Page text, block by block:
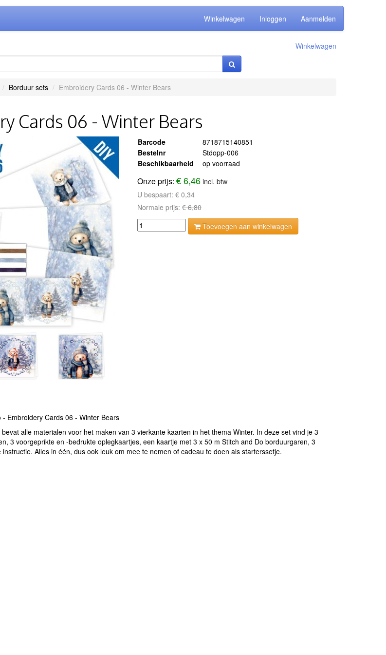
Winkelwagen Inloggen Aanmelden
Winkelwagen
Borduur sets Embroidery Cards 06 - Winter Bears
Cards 06 - Winter Bears
Barcode
8718715140851
Bestelnr
Stdopp-006
Beschikbaarheid
op voorraad
Onze prijs:€ 6,46 incl. btw
U bespaart:€ 0,34
Normale prijs:€ 6,80
Toevoegen aan winkelwagen
Embroidery Cards 06 - Winter Bears
alle materialen voor het maken van 3 vierkante kaarten in het thema Winter. In deze set vind je 3
3 voorgeprikte en -bedrukte oplegkaartjes, een kaartje met 3 x 50 m Stitch and Do borduurgaren, 3
Alles in één, dus ook leuk om mee te nemen of cadeau te doen als starterssetje.